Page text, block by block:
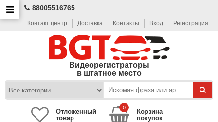
88005516765
Контакт центр Доставка Контакты Вход Регистрация
Видеорегистраторы
в штатное место
Отложенный
товар
0
Корзина
покупок